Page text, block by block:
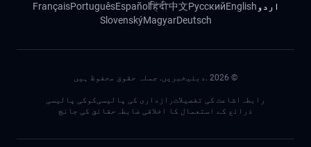
اردو English
Русский
中文
हिंदी
Español
Português
Français
Deutsch
Magyar
Slovenský
©
2026 .دبئیخبریں. جملہ حقوق محفوظ ہیں
رابطہ اشاعت کی تفصیلاترازداری کی پالیسیکوکی پالیسی
ذرائع کے استعمال کا اخلاقی ضابطہ حقائق کی جانچ